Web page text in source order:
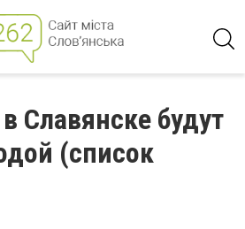
Славянске будут
(список